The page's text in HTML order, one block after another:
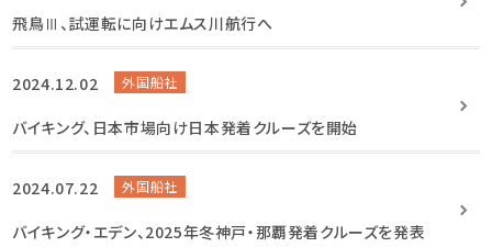
飛鳥Ⅲ、試運転に向けエムス川航行へ
2024.12.02 外国船社
バイキング、日本市場向け日本発着クルーズを開始
2024.07.22 外国船社
バイキング・エデン、2025年冬神戸・那覇発着クルーズを発表